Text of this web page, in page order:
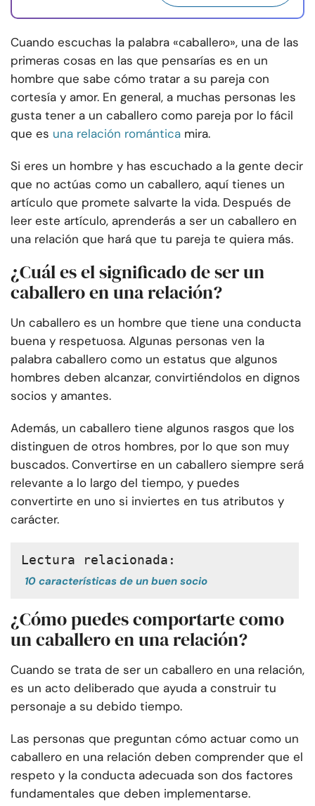
Cuando escuchas la palabra «caballero», una de las
primeras cosas en las que pensarías es en un
hombre que sabe cómo tratar a su pareja con
cortesía y amor. En general, a muchas personas les
gusta tener a un caballero como pareja por lo fácil
que es una relación romántica mira.
Si eres un hombre y has escuchado a la gente decir
que no actúas como un caballero, aquí tienes un
artículo que promete salvarte la vida. Después de
leer este artículo, aprenderás a ser un caballero en
una relación que hará que tu pareja te quiera más.
¿Cuál es el significado de ser un
caballero en una relación?
Un caballero es un hombre que tiene una conducta
buena y respetuosa. Algunas personas ven la
palabra caballero como un estatus que algunos
hombres deben alcanzar, convirtiéndolos en dignos
socios y amantes.
Además, un caballero tiene algunos rasgos que los
distinguen de otros hombres, por lo que son muy
buscados. Convertirse en un caballero siempre será
relevante a lo largo del tiempo, y puedes
convertirte en uno si inviertes en tus atributos y
carácter.
Lectura relacionada:
10 características de un buen socio
¿Cómo puedes comportarte como
un caballero en una relación?
Cuando se trata de ser un caballero en una relación,
es un acto deliberado que ayuda a construir tu
personaje a su debido tiempo.
Las personas que preguntan cómo actuar como un
caballero en una relación deben comprender que el
respeto y la conducta adecuada son dos factores
fundamentales que deben implementarse.